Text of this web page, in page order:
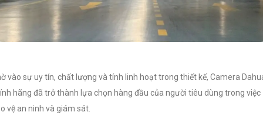
vào sự uy tín, chất lượng và tính linh hoạt trong thiết kế, Camera
hãng đã trở thành lựa chọn hàng đầu của người tiêu dùng trong việc
vệ an ninh và giám sát.